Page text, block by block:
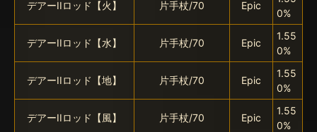
デアーIIロッド【火】 片手杖/70 Epic
0%
デアーIIロッド【水】 片手杖/70 Epic
1.55
0%
デアーIIロッド【地】 片手杖/70 Epic
1.55
0%
デアーIIロッド【風】 片手杖/70 Epic
1.55
0%